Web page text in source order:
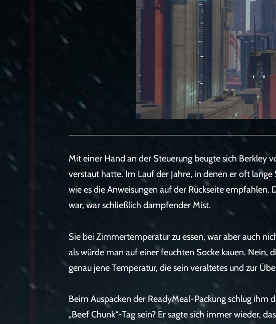
Mit einer Hand an der Steuerung beugte sich Berkley
verstaut hatte. Im Lauf der Jahre, in denen er oft
wie es die Anweisungen auf der Rückseite
war, war schließlich dampfender Mist.
Sie bei Zimmertemperatur zu essen, war aber auch
als würde man auf einer feuchten Socke kauen. Nein,
genau jene Temperatur, die sein veraltetes und zur
Beim Auspacken der ReadyMeal-Packung schlug ihm
„Beef Chunk“-Tag sein? Er sagte sich immer wieder,